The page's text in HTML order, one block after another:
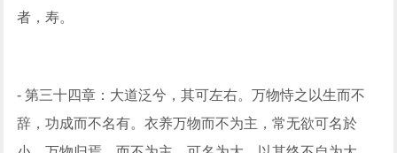
者，寿。
- 第三十四章：大道泛兮，其可左右。万物恃之以生而不
辞，功成而不名有。衣养万物而不为主，常无欲可名於